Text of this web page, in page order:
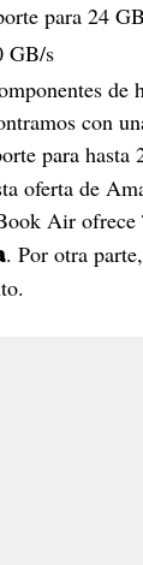
para 24 GB
GB/s
de
con
para hasta
oferta de
Air ofrece
. Por otra